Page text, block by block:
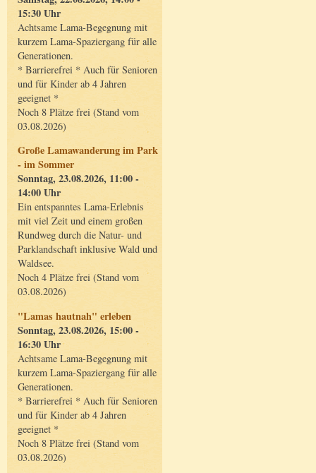
15:30 Uhr
Achtsame Lama-Begegnung mit
kurzem Lama-Spaziergang für alle
Generationen.
* Barrierefrei * Auch für Senioren
und für Kinder ab 4 Jahren
geeignet *
Noch 8 Plätze frei (Stand vom
03.08.2026)
Große Lamawanderung im Park
- im Sommer
Sonntag, 23.08.2026, 11:00 -
14:00 Uhr
Ein entspanntes Lama-Erlebnis
mit viel Zeit und einem großen
Rundweg durch die Natur- und
Parklandschaft inklusive Wald und
Waldsee.
Noch 4 Plätze frei (Stand vom
03.08.2026)
"Lamas hautnah" erleben
Sonntag, 23.08.2026, 15:00 -
16:30 Uhr
Achtsame Lama-Begegnung mit
kurzem Lama-Spaziergang für alle
Generationen.
* Barrierefrei * Auch für Senioren
und für Kinder ab 4 Jahren
geeignet *
Noch 8 Plätze frei (Stand vom
03.08.2026)